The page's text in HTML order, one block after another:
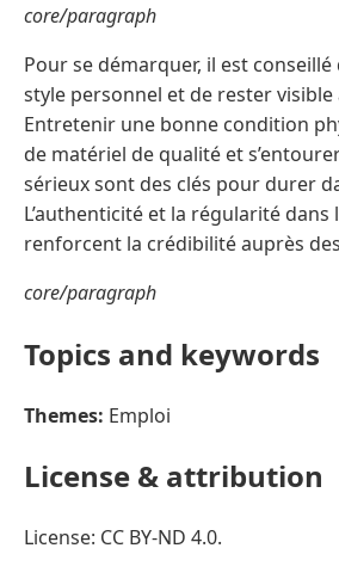
core/paragraph
Pour se démarquer, il est
style personnel et de rester
Entretenir une bonne condition
de matériel de qualité et
sérieux sont des clés pour durer
L’authenticité et la régularité
renforcent la crédibilité auprès
core/paragraph
Topics and keywords
Themes: Emploi
License & attribution
License: CC BY-ND 4.0.